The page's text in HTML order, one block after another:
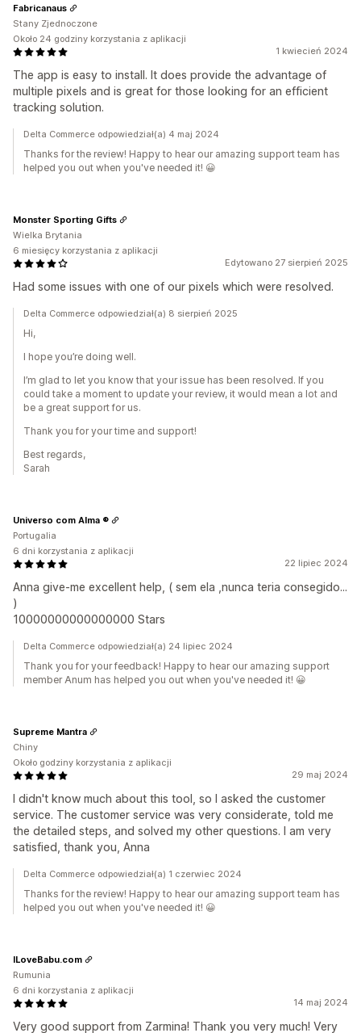
1 kwiecień 2024
The app is easy to install. It does provide the advantage of
multiple pixels and is great for those looking for an efficient
tracking solution.
Fabricanaus
Stany Zjednoczone
Około 24 godziny korzystania z aplikacji
Delta Commerce odpowiedział(a) 4 maj 2024
Thanks for the review! Happy to hear our amazing support team has
helped you out when you've needed it! 😀
Edytowano 27 sierpień 2025
Had some issues with one of our pixels which were resolved.
Monster Sporting Gifts
Wielka Brytania
6 miesięcy korzystania z aplikacji
Delta Commerce odpowiedział(a) 8 sierpień 2025
Hi,
I hope you’re doing well.
I’m glad to let you know that your issue has been resolved. If you
could take a moment to update your review, it would mean a lot and
be a great support for us.
Thank you for your time and support!
Best regards,
Sarah
22 lipiec 2024
Anna give-me excellent help, ( sem ela ,nunca teria consegido...
)
10000000000000000 Stars
Universo com Alma ®
Portugalia
6 dni korzystania z aplikacji
Delta Commerce odpowiedział(a) 24 lipiec 2024
Thank you for your feedback! Happy to hear our amazing support
member Anum has helped you out when you've needed it! 😀
29 maj 2024
I didn't know much about this tool, so I asked the customer
service. The customer service was very considerate, told me
the detailed steps, and solved my other questions. I am very
satisfied, thank you, Anna
Supreme Mantra
Chiny
Około godziny korzystania z aplikacji
Delta Commerce odpowiedział(a) 1 czerwiec 2024
Thanks for the review! Happy to hear our amazing support team has
helped you out when you've needed it! 😀
14 maj 2024
Very good support from Zarmina! Thank you very much! Very
ILoveBabu.com
Rumunia
6 dni korzystania z aplikacji